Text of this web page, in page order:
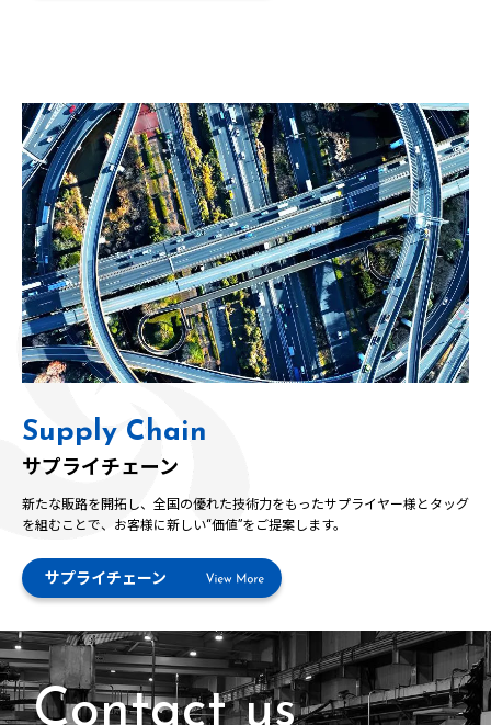
Supply Chain
サプライチェーン
新たな販路を開拓し、全国の優れた技術力をもったサプライヤー様とタッグ
を組むことで、お客様に新しい“価値”をご提案します。
サプライチェーン